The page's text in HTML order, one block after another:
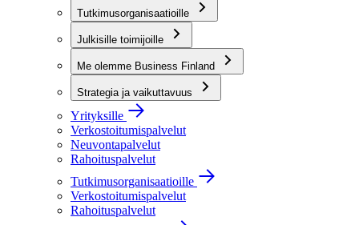
Tutkimusorganisaatioille
Julkisille toimijoille
Me olemme Business Finland
Strategia ja vaikuttavuus
Yrityksille
Verkostoitumispalvelut
Neuvontapalvelut
Rahoituspalvelut
Tutkimusorganisaatioille
Verkostoitumispalvelut
Rahoituspalvelut